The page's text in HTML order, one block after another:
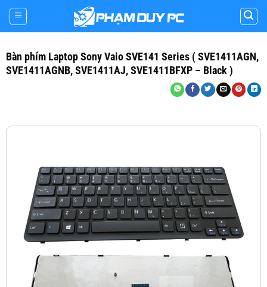
Skip
content
Bàn phím Laptop Sony Vaio SVE141 Series ( SVE1411AGN,
SVE1411AGNB, SVE1411AJ, SVE1411BFXP – Black )